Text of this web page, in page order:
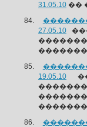
31.05.10 ��
27.05.10
19.05.10